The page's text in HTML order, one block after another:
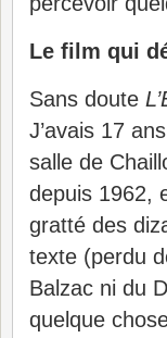
Le film qui
Sans doute
J’avais 17
salle de
depuis 1962,
gratté des
texte (perdu
Balzac ni du
quelque